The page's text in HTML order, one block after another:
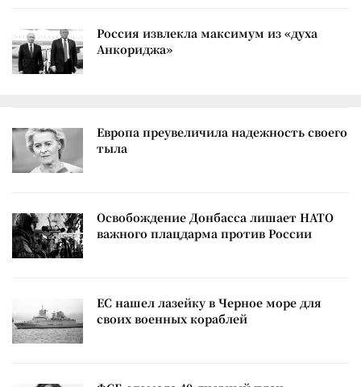
Россия извлекла максимум из «духа
Анкориджа»
Европа преувеличила надежность своего
тыла
Освобождение Донбасса лишает НАТО
важного плацдарма против России
ЕС нашел лазейку в Черное море для
своих военных кораблей